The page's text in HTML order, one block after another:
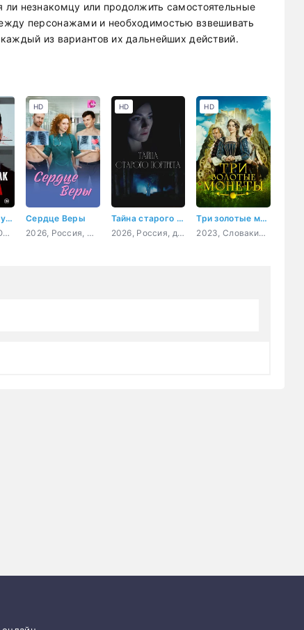
незнакомцу или продолжить самостоятельные
персонажами и необходимостью взвешивать
из вариантов их дальнейших действий.
Мыслить как убийца
2025, Корея Южная, детектив, триллер, комедия, криминал
Сердце Веры
2026, Россия, мелодрама
HD
Тайна старого портрета
2026, Россия, детектив, мелодрама, криминал
HD
Три золотые монеты
2023, Словакия, Чехия, фэнтези, семейный
HD